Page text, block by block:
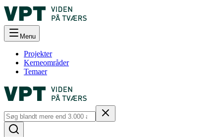
Menu
Projekter
Kerneområder
Temaer